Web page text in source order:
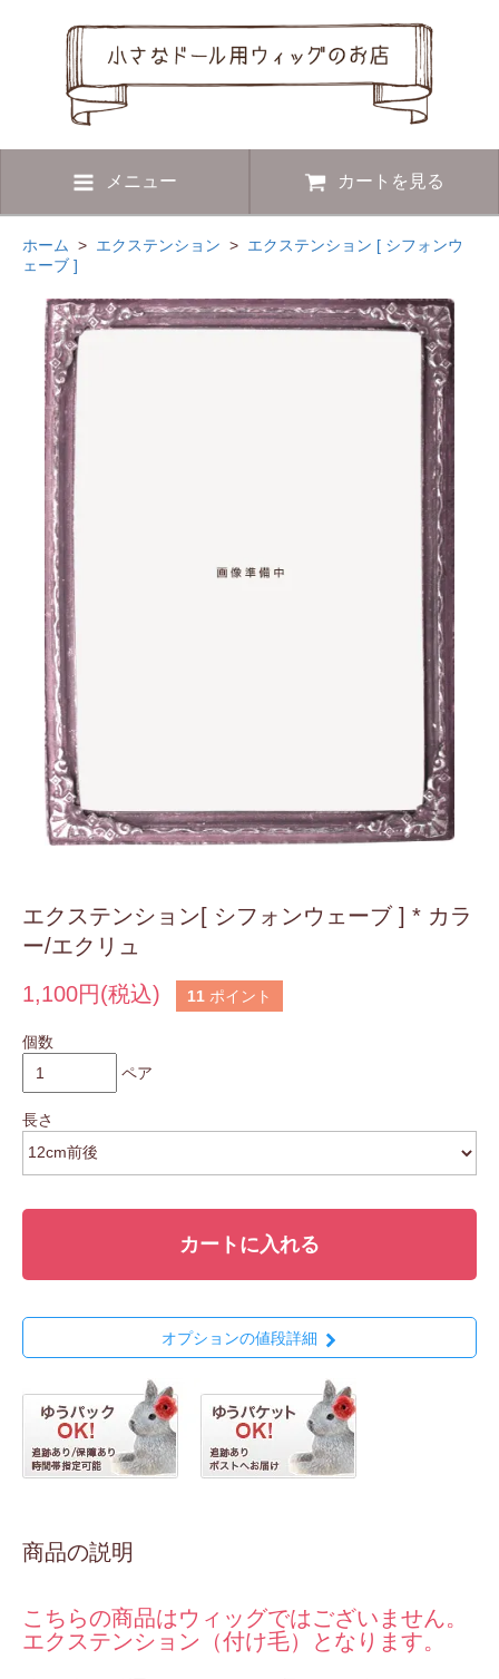
メニュー カートを見る
ホーム > エクステンション > エクステンション [ シフォンウ
ェーブ ]
エクステンション[ シフォンウェーブ ] * カラ
ー/エクリュ
1,100円(税込)
11 ポイント
個数
ペア
長さ
カートに入れる
オプションの値段詳細
商品の説明
こちらの商品はウィッグではございません。
エクステンション（付け毛）となります。